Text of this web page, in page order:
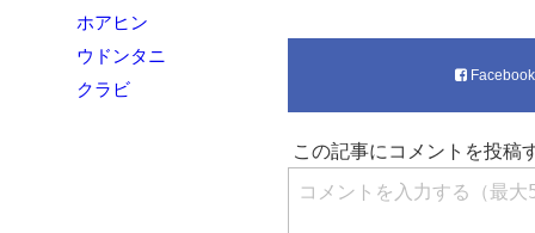
ホアヒン
ウドンタニ
クラビ
Facebook